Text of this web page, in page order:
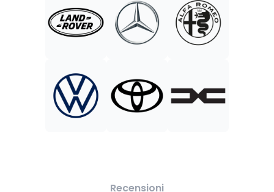
Recensioni